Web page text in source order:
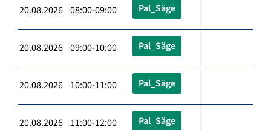
20.08.2026 08:00-09:00 Pal_Säge
20.08.2026 09:00-10:00 Pal_Säge
20.08.2026 10:00-11:00 Pal_Säge
20.08.2026 11:00-12:00 Pal_Säge